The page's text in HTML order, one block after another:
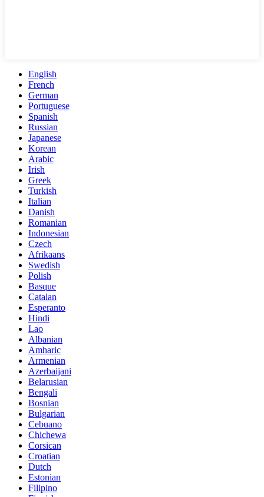
English
French
German
Portuguese
Spanish
Russian
Japanese
Korean
Arabic
Irish
Greek
Turkish
Italian
Danish
Romanian
Indonesian
Czech
Afrikaans
Swedish
Polish
Basque
Catalan
Esperanto
Hindi
Lao
Albanian
Amharic
Armenian
Azerbaijani
Belarusian
Bengali
Bosnian
Bulgarian
Cebuano
Chichewa
Corsican
Croatian
Dutch
Estonian
Filipino